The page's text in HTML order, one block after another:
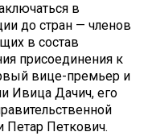
в
до стран — членов
в состав
присоединения к
вице-премьер и
Ивица Дачич, его
Петар Петкович.